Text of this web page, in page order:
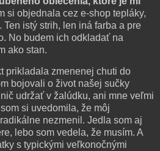
si objednala cez e-shop tepláky,
istý strih, len iná farba a pre
No budem ich odkladať na
ako stan.
prikladala zmenenej chuti do
bojovali o život našej sučky
udržať v žalúdku, ani mne veľmi
si uvedomila, že môj
nezmenil. Jedla som aj
lebo som vedela, že musím. A
s typickými veľkonočnými